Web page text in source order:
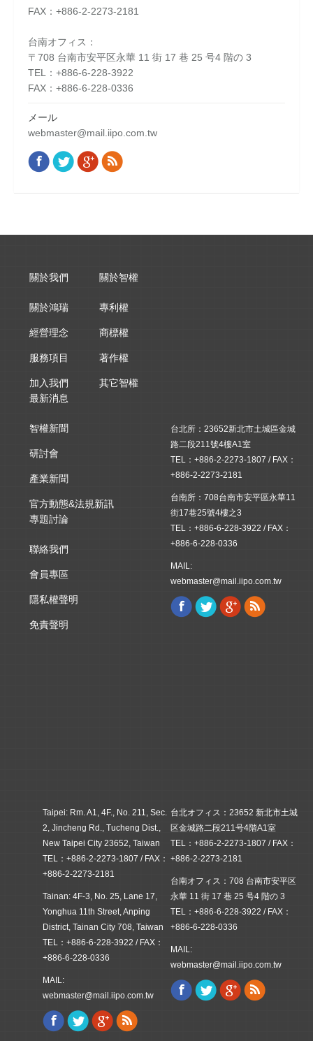
FAX：+886-2-2273-2181
台南オフィス：
〒708 台南市安平区永華 11 街 17 巷 25 号4 階の 3
TEL：+886-6-228-3922
FAX：+886-6-228-0336
メール
webmaster@mail.iipo.com.tw
Find us on:
Facebook
TwitterGoogle+
Rss
關於我們
關於鴻瑞
經營理念
服務項目
加入我們
關於智權
專利權
商標權
著作權
其它智權
最新消息
智權新聞
研討會
產業新聞
官方動態&法規新訊
專題討論
聯絡我們
會員專區
隱私權聲明
免責聲明
台北所：23652新北市土城區金城
路二段211號4樓A1室
TEL：+886-2-2273-1807 / FAX：
+886-2-2273-2181
台南所：708台南市安平區永華11
街17巷25號4樓之3
TEL：+886-6-228-3922 / FAX：
+886-6-228-0336
MAIL:
webmaster@mail.iipo.com.tw
Find us on:
Facebook
TwitterGoogle+
Rss
台北オフィス：23652 新北市土城
区金城路二段211号4階A1室
TEL：+886-2-2273-1807 / FAX：
+886-2-2273-2181
台南オフィス：708 台南市安平区
永華 11 街 17 巷 25 号4 階の 3
TEL：+886-6-228-3922 / FAX：
+886-6-228-0336
MAIL:
webmaster@mail.iipo.com.tw
Find us on:
Facebook
TwitterGoogle+
Rss
Taipei: Rm. A1, 4F., No. 211, Sec.
2, Jincheng Rd., Tucheng Dist.,
New Taipei City 23652, Taiwan
TEL：+886-2-2273-1807 / FAX：
+886-2-2273-2181
Tainan: 4F-3, No. 25, Lane 17,
Yonghua 11th Street, Anping
District, Tainan City 708, Taiwan
TEL：+886-6-228-3922 / FAX：
+886-6-228-0336
MAIL:
webmaster@mail.iipo.com.tw
Find us on:
Facebook
TwitterGoogle+
Rss